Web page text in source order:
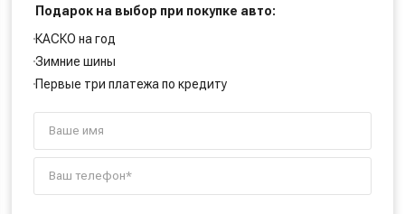
Подарок на выбор при покупке авто:
КАСКО на год
Зимние шины
Первые три платежа по кредиту